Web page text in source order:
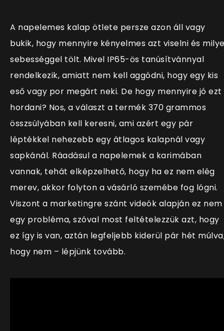
A napelemes kalap ötlete persze azon áll vagy
bukik, hogy mennyire kényelmes azt viselni és
sebességgel tölt. Mivel IP65-ös tanúsítvánnyal
rendelkezik, amiatt nem kell aggódni, hogy egy kis
eső vagy por megárt neki. De hogy mennyire jó ezt
hordani? Nos, a választ a termék 370 grammos
összsúlyában kell keresni, ami azért egy pár
léptékkel nehezebb egy átlagos kalapnál vagy
sapkánál. Ráadásul a napelemek a karimában
vannak, tehát elképzelhető, hogy ha ez nem elég
merev, akkor folyton a vásárló szemébe fog lógni.
Viszont a marketingre szánt videók alapján ez nem
egy probléma, szóval most feltételezzük azt, hogy
ez így is van, aztán legfeljebb kiderül pár hét
hogy nem – lépjünk tovább.